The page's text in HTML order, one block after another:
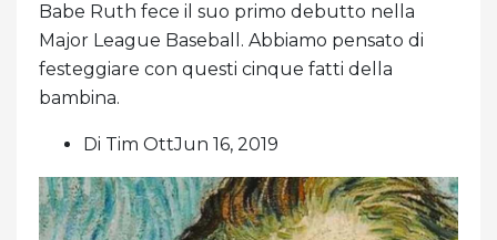
Babe Ruth fece il suo primo debutto nella
Major League Baseball. Abbiamo pensato di
festeggiare con questi cinque fatti della
bambina.
Di Tim OttJun 16, 2019